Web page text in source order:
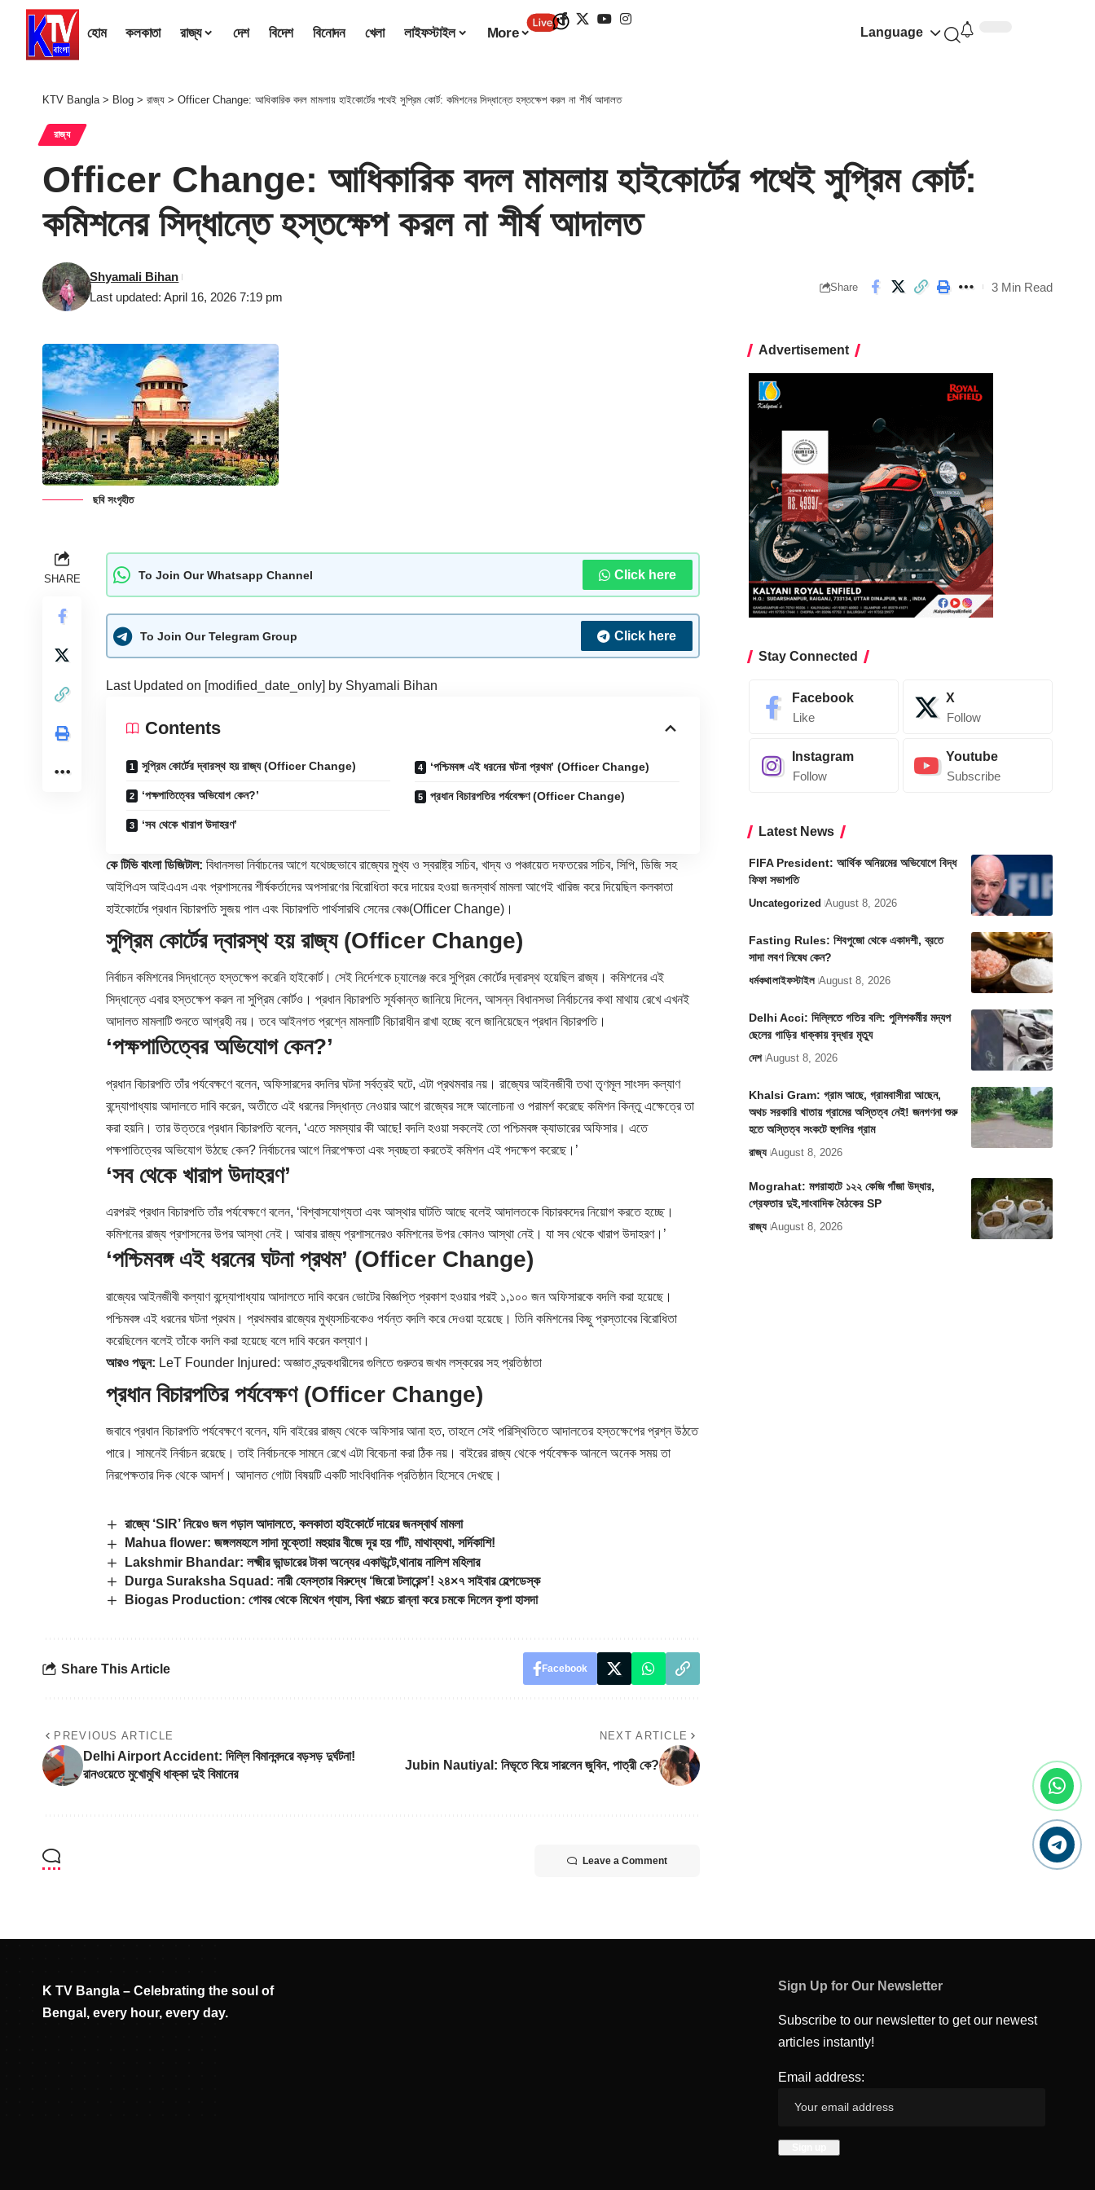
হোম কলকাতা রাজ্য দেশ বিদেশ বিনোদন খেলা লাইফস্টাইল More Language
KTV Bangla> Blog > রাজ্য > Officer Change: আধিকারিক বদল মামলায় হাইকোর্টের পথেই সুপ্রিম কোর্ট: কমিশনের সিদ্ধান্তে হস্তক্ষেপ করল না শীর্ষ আদালত
রাজ্য
Officer Change: আধিকারিক বদল মামলায় হাইকোর্টের পথেই সুপ্রিম কোর্ট:
কমিশনের সিদ্ধান্তে হস্তক্ষেপ করল না শীর্ষ আদালত
Last updated: April 16, 2026 7:19 pm
Shyamali Bihan
Share 3 Min Read
ছবি সংগৃহীত
SHARE To Join Our Whatsapp Channel Click here
To Join Our Telegram Group Click here
Last Updated on [modified_date_only] by Shyamali Bihan
Contents
সুপ্রিম কোর্টের দ্বারস্থ হয় রাজ্য (Officer Change)
‘পক্ষপাতিত্বের অভিযোগ কেন?’
‘সব থেকে খারাপ উদাহরণ’
‘পশ্চিমবঙ্গ এই ধরনের ঘটনা প্রথম’ (Officer Change)
প্রধান বিচারপতির পর্যবেক্ষণ (Officer Change)
কে টিভি বাংলা ডিজিটাল: বিধানসভা নির্বাচনের আগে যথেচ্ছভাবে রাজ্যের মুখ্য ও স্বরাষ্ট্র সচিব, খাদ্য ও পঞ্চায়েত দফতরের সচিব, সিপি, ডিজি সহ
আইপিএস আইএএস এবং প্রশাসনের শীর্ষকর্তাদের অপসারণের বিরোধিতা করে দায়ের হওয়া জনস্বার্থ মামলা আগেই খারিজ করে দিয়েছিল কলকাতা
হাইকোর্টের প্রধান বিচারপতি সুজয় পাল এবং বিচারপতি পার্থসারথি সেনের বেঞ্চ(Officer Change)।
সুপ্রিম কোর্টের দ্বারস্থ হয় রাজ্য (Officer Change)
নির্বাচন কমিশনের সিদ্ধান্তে হস্তক্ষেপ করেনি হাইকোর্ট। সেই নির্দেশকে চ্যালেঞ্জ করে সুপ্রিম কোর্টের দ্বারস্থ হয়েছিল রাজ্য। কমিশনের এই
সিদ্ধান্তে এবার হস্তক্ষেপ করল না সুপ্রিম কোর্টও। প্রধান বিচারপতি সূর্যকান্ত জানিয়ে দিলেন, আসন্ন বিধানসভা নির্বাচনের কথা মাথায় রেখে এখনই
আদালত মামলাটি শুনতে আগ্রহী নয়। তবে আইনগত প্রশ্নে মামলাটি বিচারাধীন রাখা হচ্ছে বলে জানিয়েছেন প্রধান বিচারপতি।
‘পক্ষপাতিত্বের অভিযোগ কেন?’
প্রধান বিচারপতি তাঁর পর্যবেক্ষণে বলেন, অফিসারদের বদলির ঘটনা সর্বত্রই ঘটে, এটা প্রথমবার নয়। রাজ্যের আইনজীবী তথা তৃণমূল সাংসদ কল্যাণ
বন্দ্যোপাধ্যায় আদালতে দাবি করেন, অতীতে এই ধরনের সিদ্ধান্ত নেওয়ার আগে রাজ্যের সঙ্গে আলোচনা ও পরামর্শ করেছে কমিশন কিন্তু এক্ষেত্রে তা
করা হয়নি। তার উত্তরে প্রধান বিচারপতি বলেন, ‘এতে সমস্যার কী আছে! বদলি হওয়া সকলেই তো পশ্চিমবঙ্গ ক্যাডারের অফিসার। এতে
পক্ষপাতিত্বের অভিযোগ উঠছে কেন? নির্বাচনের আগে নিরপেক্ষতা এবং স্বচ্ছতা করতেই কমিশন এই পদক্ষেপ করেছে।’
‘সব থেকে খারাপ উদাহরণ’
এরপরই প্রধান বিচারপতি তাঁর পর্যবেক্ষণে বলেন, ‘বিশ্বাসযোগ্যতা এবং আস্থার ঘাটতি আছে বলেই আদালতকে বিচারকদের নিয়োগ করতে হচ্ছে।
কমিশনের রাজ্য প্রশাসনের উপর আস্থা নেই। আবার রাজ্য প্রশাসনেরও কমিশনের উপর কোনও আস্থা নেই। যা সব থেকে খারাপ উদাহরণ।’
‘পশ্চিমবঙ্গ এই ধরনের ঘটনা প্রথম’ (Officer Change)
রাজ্যের আইনজীবী কল্যাণ বন্দ্যোপাধ্যায় আদালতে দাবি করেন ভোটের বিজ্ঞপ্তি প্রকাশ হওয়ার পরই ১,১০০ জন অফিসারকে বদলি করা হয়েছে।
পশ্চিমবঙ্গ এই ধরনের ঘটনা প্রথম। প্রথমবার রাজ্যের মুখ্যসচিবকেও পর্যন্ত বদলি করে দেওয়া হয়েছে। তিনি কমিশনের কিছু প্রস্তাবের বিরোধিতা
করেছিলেন বলেই তাঁকে বদলি করা হয়েছে বলে দাবি করেন কল্যাণ।
আরও পড়ুন: LeT Founder Injured: অজ্ঞাত বন্দুকধারীদের গুলিতে গুরুতর জখম লস্করের সহ প্রতিষ্ঠাতা
প্রধান বিচারপতির পর্যবেক্ষণ (Officer Change)
জবাবে প্রধান বিচারপতি পর্যবেক্ষণে বলেন, যদি বাইরের রাজ্য থেকে অফিসার আনা হত, তাহলে সেই পরিস্থিতিতে আদালতের হস্তক্ষেপের প্রশ্ন উঠতে
পারে। সামনেই নির্বাচন রয়েছে। তাই নির্বাচনকে সামনে রেখে এটা বিবেচনা করা ঠিক নয়। বাইরের রাজ্য থেকে পর্যবেক্ষক আনলে অনেক সময় তা
নিরপেক্ষতার দিক থেকে আদর্শ। আদালত গোটা বিষয়টি একটি সাংবিধানিক প্রতিষ্ঠান হিসেবে দেখছে।
রাজ্যে ‘SIR’ নিয়েও জল গড়াল আদালতে, কলকাতা হাইকোর্টে দায়ের জনস্বার্থ মামলা
Mahua flower: জঙ্গলমহলে সাদা মুক্তো! মহুয়ার বীজে দূর হয় গাঁট, মাথাব্যথা, সর্দিকাশি!
Lakshmir Bhandar: লক্ষ্মীর ভান্ডারের টাকা অন্যের একাউন্টে,থানায় নালিশ মহিলার
Durga Suraksha Squad: নারী হেনস্তার বিরুদ্ধে ‘জিরো টলারেন্স’! ২৪×৭ সাইবার হেল্পডেস্ক
Biogas Production: গোবর থেকে মিথেন গ্যাস, বিনা খরচে রান্না করে চমকে দিলেন কৃপা হাসদা
Share This Article Facebook
PREVIOUS ARTICLE
Delhi Airport Accident: দিল্লি বিমানবন্দরে বড়সড় দুর্ঘটনা!
রানওয়েতে মুখোমুখি ধাক্কা দুই বিমানের
NEXT ARTICLE
Jubin Nautiyal: নিভৃতে বিয়ে সারলেন জুবিন, পাত্রী কে?
Leave a Comment
Advertisement
Stay Connected
Facebook
Like
X
Follow
Instagram
Follow
Youtube
Subscribe
Latest News
FIFA President: আর্থিক অনিয়মের অভিযোগে বিদ্ধ
ফিফা সভাপতি
Uncategorized August 8, 2026
Fasting Rules: শিবপুজো থেকে একাদশী, ব্রতে
সাদা লবণ নিষেধ কেন?
ধর্মকথালাইফস্টাইল August 8, 2026
Delhi Acci: দিল্লিতে গতির বলি: পুলিশকর্মীর মদ্যপ
ছেলের গাড়ির ধাক্কায় বৃদ্ধার মৃত্যু
দেশ August 8, 2026
Khalsi Gram: গ্রাম আছে, গ্রামবাসীরা আছেন,
অথচ সরকারি খাতায় গ্রামের অস্তিত্ব নেই! জনগণনা শুরু
হতে অস্তিত্ব সংকটে হুগলির গ্রাম
রাজ্য August 8, 2026
Mograhat: মগরাহাটে ১২২ কেজি গাঁজা উদ্ধার,
গ্রেফতার দুই,সাংবাদিক বৈঠকের SP
রাজ্য August 8, 2026
K TV Bangla – Celebrating the soul of
Bengal, every hour, every day.
Sign Up for Our Newsletter
Subscribe to our newsletter to get our newest
articles instantly!
Email address: